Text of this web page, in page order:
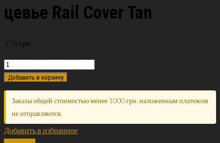
цевье Rail Cover Tan
376 грн.
Добавить в корзину
Заказы общей стоимостью менее 1000 грн. наложенным платежом
не отправляются.
Добавить в избранное